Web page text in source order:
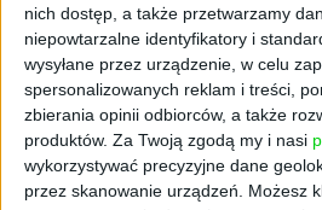
nich dostęp, a także przetwarzamy
niepowtarzalne identyfikatory i
wysyłane przez urządzenie, w celu
spersonalizowanych reklam i treści,
zbierania opinii odbiorców, a także
produktów. Za Twoją zgodą my i nasi
wykorzystywać precyzyjne dane
przez skanowanie urządzeń. Możesz
działanie produktu.
Staffly - druga
finansowania
Udowodnienie realnej